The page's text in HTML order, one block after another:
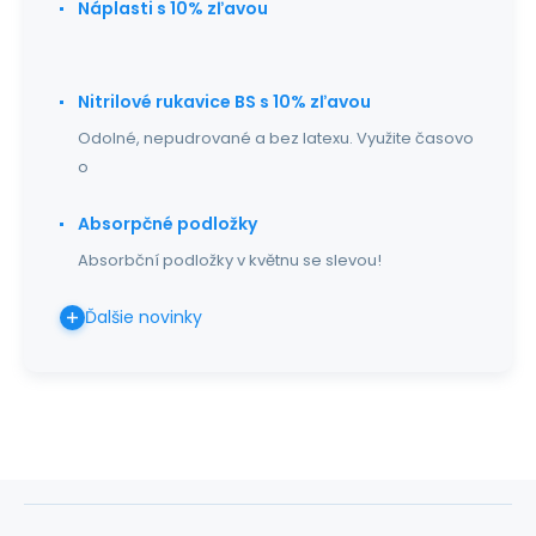
Náplasti s 10% zľavou
Nitrilové rukavice BS s 10% zľavou
Odolné, nepudrované a bez latexu. Využite časovo
o
Absorpčné podložky
Absorbční podložky v květnu se slevou!
Ďalšie novinky